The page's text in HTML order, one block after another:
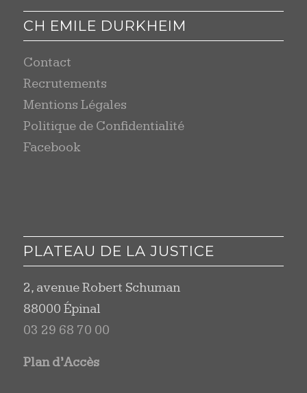
CH EMILE DURKHEIM
Contact
Recrutements
Mentions Légales
Politique de Confidentialité
Facebook
PLATEAU DE LA JUSTICE
2, avenue Robert Schuman
88000 Épinal
03 29 68 70 00
Plan d’Accès